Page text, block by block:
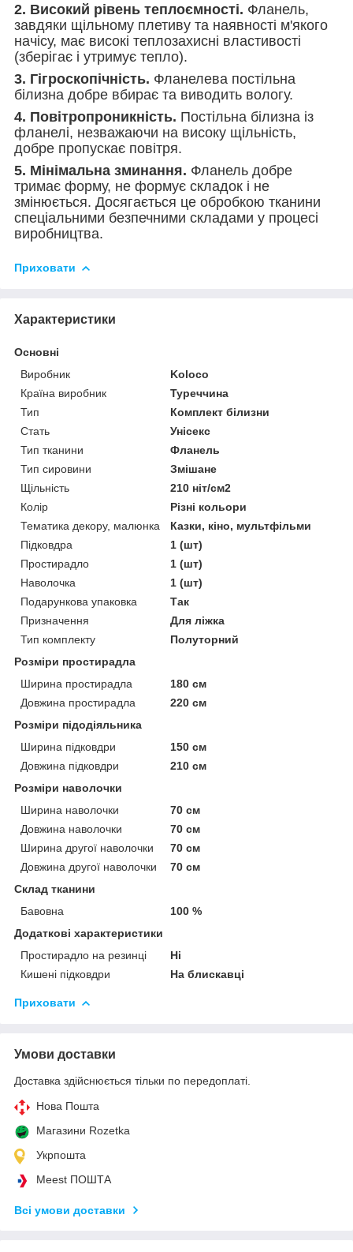
2. Високий рівень теплоємності. Фланель,
завдяки щільному плетиву та наявності м'якого
начісу, має високі теплозахисні властивості
(зберігає і утримує тепло).
3. Гігроскопічність. Фланелева постільна
білизна добре вбирає та виводить вологу.
4. Повітропроникність. Постільна білизна із
фланелі, незважаючи на високу щільність,
добре пропускає повітря.
5. Мінімальна зминання. Фланель добре
тримає форму, не формує складок і не
змінюється. Досягається це обробкою тканини
спеціальними безпечними складами у процесі
виробництва.
Приховати
Характеристики
Основні
Виробник
Koloco
Країна виробник
Туреччина
Тип
Комплект білизни
Стать
Унісекс
Тип тканини
Фланель
Тип сировини
Змішане
Щільність
210 ніт/см2
Колір
Різні кольори
Тематика декору, малюнка
Казки, кіно, мультфільми
Підковдра
1 (шт)
Простирадло
1 (шт)
Наволочка
1 (шт)
Подарункова упаковка
Так
Призначення
Для ліжка
Тип комплекту
Полуторний
Розміри простирадла
Ширина простирадла
180 см
Довжина простирадла
220 см
Розміри підодіяльника
Ширина підковдри
150 см
Довжина підковдри
210 см
Розміри наволочки
Ширина наволочки
70 см
Довжина наволочки
70 см
Ширина другої наволочки
70 см
Довжина другої наволочки
70 см
Склад тканини
Бавовна
100 %
Додаткові характеристики
Простирадло на резинці
Ні
Кишені підковдри
На блискавці
Приховати
Умови доставки
Доставка здійснюється тільки по передоплаті.
Нова Пошта
Магазини Rozetka
Укрпошта
Meest ПОШТА
Всі умови доставки